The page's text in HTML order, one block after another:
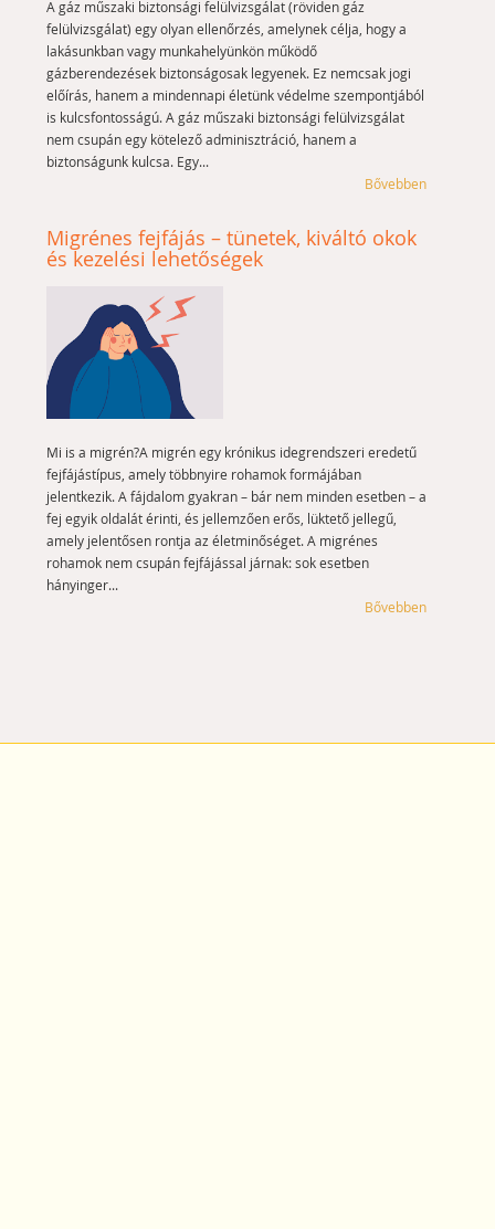
A gáz műszaki biztonsági felülvizsgálat (röviden gáz
felülvizsgálat) egy olyan ellenőrzés, amelynek célja, hogy a
lakásunkban vagy munkahelyünkön működő
gázberendezések biztonságosak legyenek. Ez nemcsak jogi
előírás, hanem a mindennapi életünk védelme szempontjából
is kulcsfontosságú. A gáz műszaki biztonsági felülvizsgálat
nem csupán egy kötelező adminisztráció, hanem a
biztonságunk kulcsa. Egy...
Bővebben
Migrénes fejfájás – tünetek, kiváltó okok
és kezelési lehetőségek
Mi is a migrén?A migrén egy krónikus idegrendszeri eredetű
fejfájástípus, amely többnyire rohamok formájában
jelentkezik. A fájdalom gyakran – bár nem minden esetben – a
fej egyik oldalát érinti, és jellemzően erős, lüktető jellegű,
amely jelentősen rontja az életminőséget. A migrénes
rohamok nem csupán fejfájással járnak: sok esetben
hányinger...
Bővebben